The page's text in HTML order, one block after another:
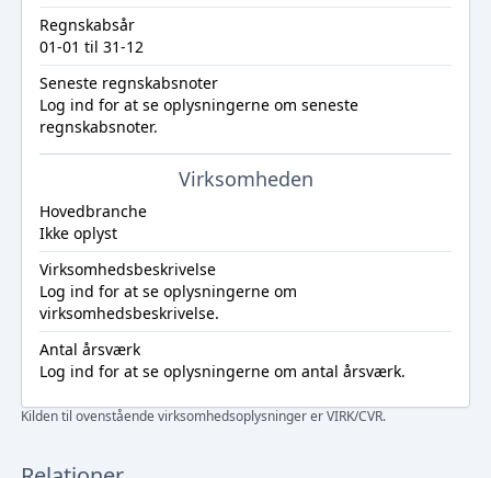
Regnskabsår
01-01 til 31-12
Seneste regnskabsnoter
Log ind for at se oplysningerne om seneste
regnskabsnoter.
Virksomheden
Hovedbranche
Ikke oplyst
Virksomhedsbeskrivelse
Log ind for at se oplysningerne om
virksomhedsbeskrivelse.
Antal årsværk
Log ind for at se oplysningerne om antal årsværk.
Kilden til ovenstående virksomhedsoplysninger er VIRK/CVR.